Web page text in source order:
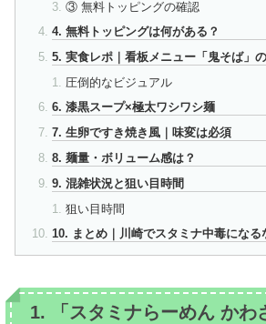
③ 無料トッピングの確認
4. 無料トッピングは何がある？
5. 実食レポ｜看板メニュー「鬼そば」
圧倒的なビジュアル
6. 漆黒スープ×極太ワシワシ麺
7. 生卵ですき焼き風｜味変は必須
8. 麺量・ボリューム感は？
9. 混雑状況と狙い目時間
狙い目時間
10. まとめ｜川崎でスタミナ中毒になる
1. 「スタミナらーめん かわ